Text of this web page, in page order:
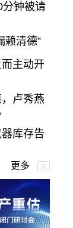
钟被请
赖清德”
主动开
卢秀燕
库存告
更多